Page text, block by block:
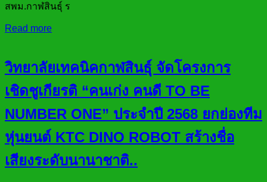
สพม.กาฬสินธุ์ ร
Read more
วิทยาลัยเทคนิคกาฬสินธุ์ จัดโครงการ
เชิดชูเกียรติ “คนเก่ง คนดี TO BE
NUMBER ONE” ประจำปี 2568 ยกย่องทีม
หุ่นยนต์ KTC DINO ROBOT สร้างชื่อ
เสียงระดับนานาชาติ..